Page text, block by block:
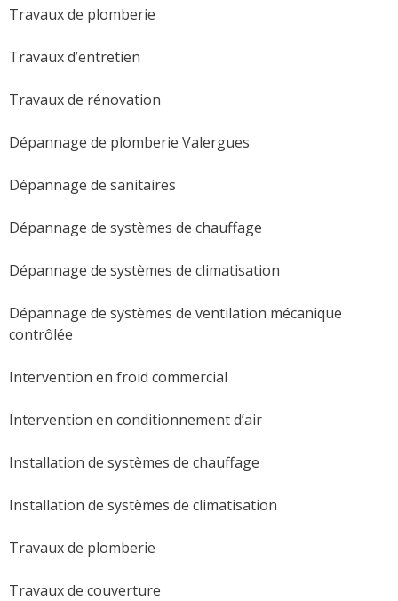
Travaux de plomberie
Travaux d’entretien
Travaux de rénovation
Dépannage de plomberie Valergues
Dépannage de sanitaires
Dépannage de systèmes de chauffage
Dépannage de systèmes de climatisation
Dépannage de systèmes de ventilation mécanique
contrôlée
Intervention en froid commercial
Intervention en conditionnement d’air
Installation de systèmes de chauffage
Installation de systèmes de climatisation
Travaux de plomberie
Travaux de couverture